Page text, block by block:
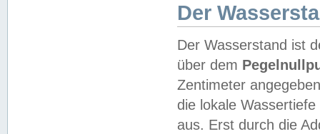
Der
Der Wasserstand ist
über dem
Zentimeter
die lokale
aus. Erst durch die